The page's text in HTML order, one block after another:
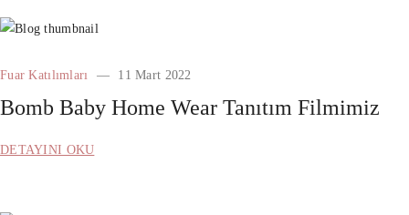
Fuar Katılımları 11 Mart 2022
Bomb Baby Home Wear Tanıtım Filmimiz
DETAYINI OKU